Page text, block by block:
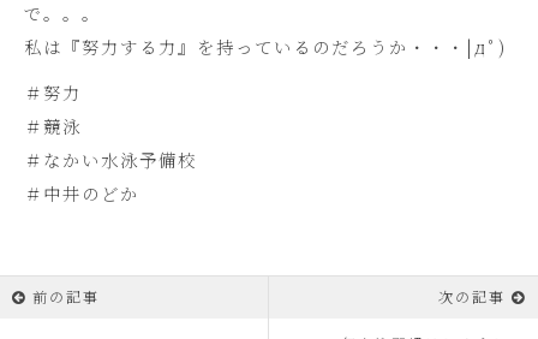
で。。。
私は『努力する力』を持っているのだろうか・・・|дﾟ)
＃努力
＃競泳
＃なかい水泳予備校
＃中井のどか
前の記事 次の記事